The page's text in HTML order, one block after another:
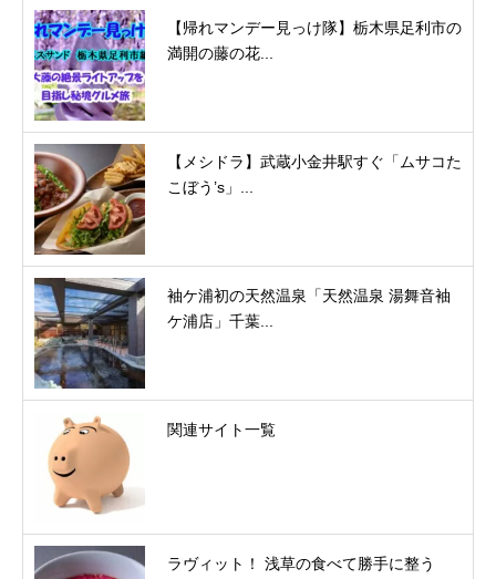
【帰れマンデー見っけ隊】栃木県足利市の
満開の藤の花...
【メシドラ】武蔵小金井駅すぐ「ムサコた
こぼう’s」...
袖ケ浦初の天然温泉「天然温泉 湯舞音袖
ケ浦店」千葉...
関連サイト一覧
ラヴィット！ 浅草の食べて勝手に整う